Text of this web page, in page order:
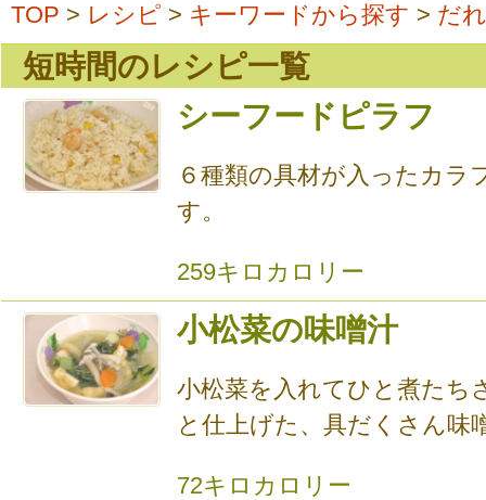
TOP > レシピ > キーワードから探す > だ
短時間のレシピ一覧
シーフードピラフ
６種類の具材が入ったカラ
す。
259キロカロリー
小松菜の味噌汁
小松菜を入れてひと煮たち
と仕上げた、具だくさん味
72キロカロリー